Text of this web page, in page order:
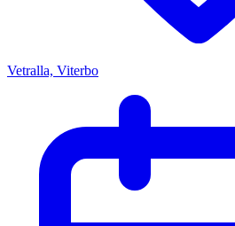
Vetralla, Viterbo